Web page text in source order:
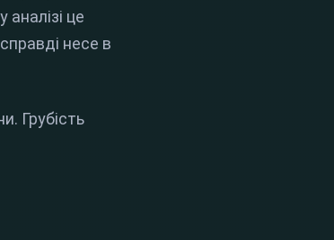
це
несе в
Грубість